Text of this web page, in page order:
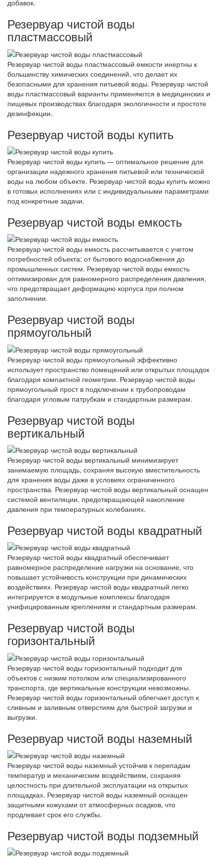
добавок.
Резервуар чистой воды
пластмассовый
Резервуар чистой воды пластмассовый емкости инертны к
большинству химических соединений, что делает их
безопасными для хранения питьевой воды. Резервуар чистой
воды пластмассовый варианты применяются в медицинских и
пищевых производствах благодаря экологичности и простоте
дезинфекции.
Резервуар чистой воды купить
Резервуар чистой воды купить — оптимальное решение для
организации надежного хранения питьевой или технической
воды на любом объекте. Резервуар чистой воды купить можно
в готовых исполнениях или с индивидуальными параметрами
под конкретные задачи.
Резервуар чистой воды емкость
Резервуар чистой воды емкость рассчитывается с учетом
потребностей объекта: от бытового водоснабжения до
промышленных систем. Резервуар чистой воды емкость
оптимизирован для равномерного распределения давления,
что предотвращает деформацию корпуса при полном
заполнении.
Резервуар чистой воды
прямоугольный
Резервуар чистой воды прямоугольный эффективно
использует пространство помещений или открытых площадок
благодаря компактной геометрии. Резервуар чистой воды
прямоугольный прост в подключении к трубопроводам
благодаря угловым патрубкам и стандартным размерам.
Резервуар чистой воды
вертикальный
Резервуар чистой воды вертикальный минимизирует
занимаемую площадь, сохраняя высокую вместительность
для хранения воды даже в условиях ограниченного
пространства. Резервуар чистой воды вертикальный оснащен
системой вентиляции, предотвращающей накопление
давления при температурных колебаниях.
Резервуар чистой воды квадратный
Резервуар чистой воды квадратный обеспечивает
равномерное распределение нагрузки на основание, что
повышает устойчивость конструкции при динамических
воздействиях. Резервуар чистой воды квадратный легко
интегрируется в модульные комплексы благодаря
унифицированным креплениям и стандартным размерам.
Резервуар чистой воды
горизонтальный
Резервуар чистой воды горизонтальный подходит для
объектов с низким потолком или специализированного
транспорта, где вертикальные конструкции невозможны.
Резервуар чистой воды горизонтальный облегчает доступ к
сливным и заливным отверстиям для быстрой загрузки и
выгрузки.
Резервуар чистой воды наземный
Резервуар чистой воды наземный устойчив к перепадам
температур и механическим воздействиям, сохраняя
целостность при длительной эксплуатации на открытых
площадках. Резервуар чистой воды наземный оснащен
защитными кожухами от атмосферных осадков, что
продлевает срок его службы.
Резервуар чистой воды подземный